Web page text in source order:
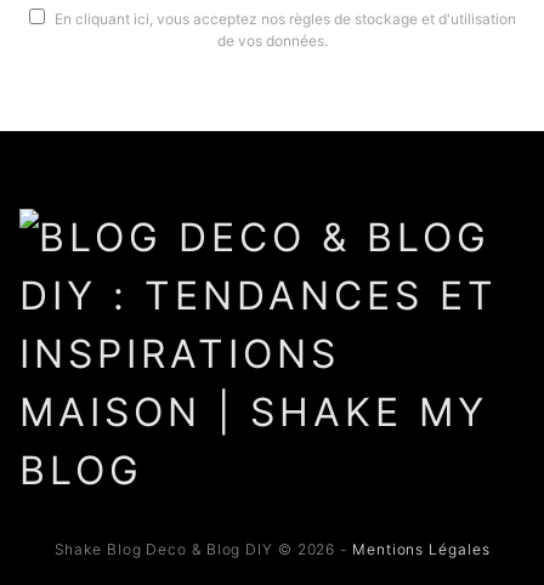
En cliquant ici, vous acceptez nos règles de stockage et d'utilisation
de vos données.
Shake Blog Deco & Blog DIY © 2026 - Mentions Légales